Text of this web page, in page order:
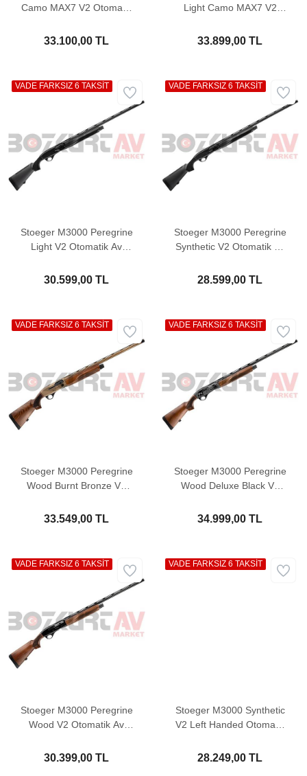
Camo MAX7 V2 Otomatik
33.100,00 TL
Light Camo MAX7 V2
33.899,00 TL
Stoeger M3000 Peregrine
Light V2 Otomatik Av
30.599,00 TL
VADE FARKSIZ 6 TAKSİT
Stoeger M3000 Peregrine
Synthetic V2 Otomatik Av
28.599,00 TL
VADE FARKSIZ 6 TAKSİT
Stoeger M3000 Peregrine
Wood Burnt Bronze V2
33.549,00 TL
VADE FARKSIZ 6 TAKSİT
Stoeger M3000 Peregrine
Wood Deluxe Black V2
34.999,00 TL
VADE FARKSIZ 6 TAKSİT
Stoeger M3000 Peregrine
Wood V2 Otomatik Av
30.399,00 TL
VADE FARKSIZ 6 TAKSİT
Stoeger M3000 Synthetic
V2 Left Handed Otomatik
28.249,00 TL
VADE FARKSIZ 6 TAKSİT